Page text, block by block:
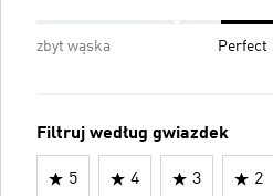
zbyt wąska Perfect
Filtruj według gwiazdek
5 4 3 2